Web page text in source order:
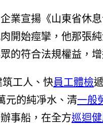
業宣揚《山東省休
開始痙攣，他那張
的符合法規權益，
工人、快員工體檢
元的純凈水、清一般
事船，在全方巡迴